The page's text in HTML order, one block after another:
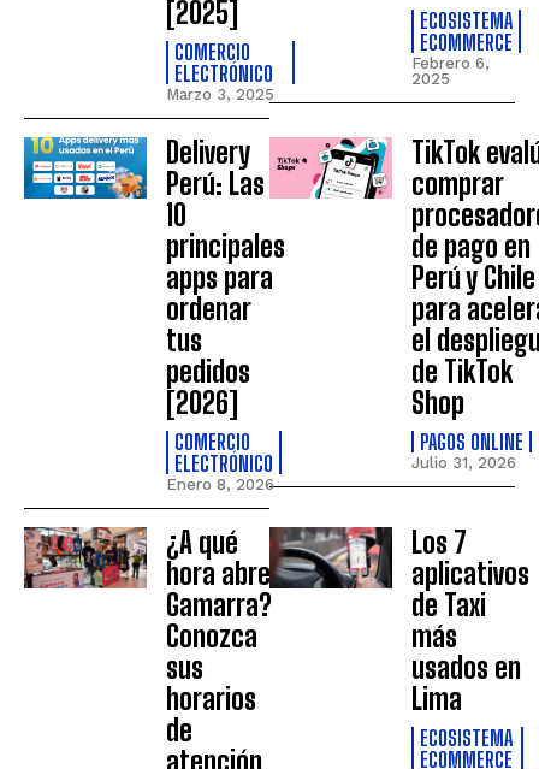
[2025]
COMERCIO
ELECTRÓNICO
Marzo 3, 2025
ECOSISTEMA
ECOMMERCE
Febrero 6,
2025
Delivery
Perú: Las
10
principales
apps para
ordenar
tus
pedidos
[2026]
COMERCIO
ELECTRÓNICO
Enero 8, 2026
TikTok
comprar
de pago en
Perú y Chile
para
el
de TikTok
Shop
PAGOS ONLINE
Julio 31, 2026
¿A qué
hora abre
Gamarra?
Conozca
sus
horarios
de
atención
Los 7
aplicativos
de Taxi
más
usados en
Lima
ECOSISTEMA
ECOMMERCE